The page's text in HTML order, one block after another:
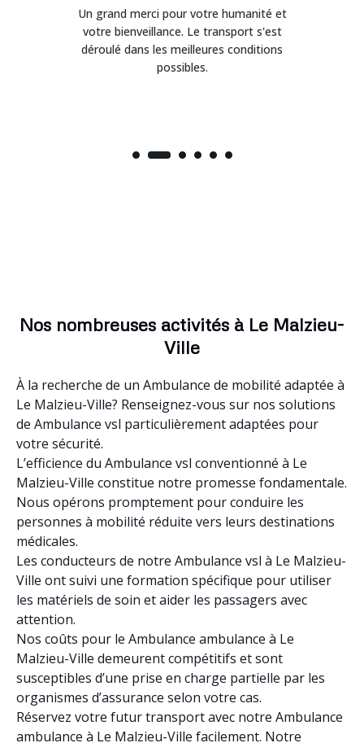
Un grand merci pour votre humanité et
votre bienveillance. Le transport s'est
déroulé dans les meilleures conditions
possibles.
Nos nombreuses activités à Le Malzieu-
Ville
À la recherche de un Ambulance de mobilité adaptée à
Le Malzieu-Ville? Renseignez-vous sur nos solutions
de Ambulance vsl particulièrement adaptées pour
votre sécurité.
L’efficience du Ambulance vsl conventionné à Le
Malzieu-Ville constitue notre promesse fondamentale.
Nous opérons promptement pour conduire les
personnes à mobilité réduite vers leurs destinations
médicales.
Les conducteurs de notre Ambulance vsl à Le Malzieu-
Ville ont suivi une formation spécifique pour utiliser
les matériels de soin et aider les passagers avec
attention.
Nos coûts pour le Ambulance ambulance à Le
Malzieu-Ville demeurent compétitifs et sont
susceptibles d’une prise en charge partielle par les
organismes d’assurance selon votre cas.
Réservez votre futur transport avec notre Ambulance
ambulance à Le Malzieu-Ville facilement. Notre